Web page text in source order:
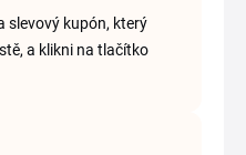
slevový kupón, který
a klikni na tlačítko